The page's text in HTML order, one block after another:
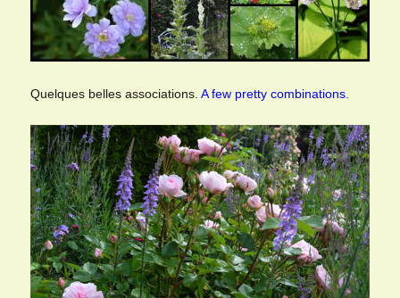
Quelques belles associations.A few pretty combinations.